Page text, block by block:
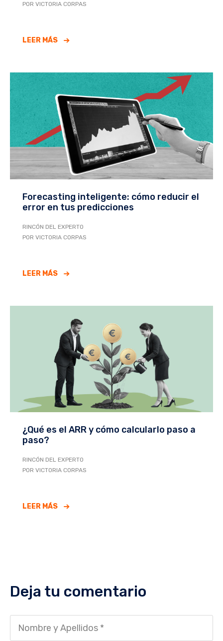
POR VICTORIA CORPAS
LEER MÁS
Forecasting inteligente: cómo reducir el
error en tus predicciones
RINCÓN DEL EXPERTO
POR VICTORIA CORPAS
LEER MÁS
¿Qué es el ARR y cómo calcularlo paso a
paso?
RINCÓN DEL EXPERTO
POR VICTORIA CORPAS
LEER MÁS
Deja tu comentario